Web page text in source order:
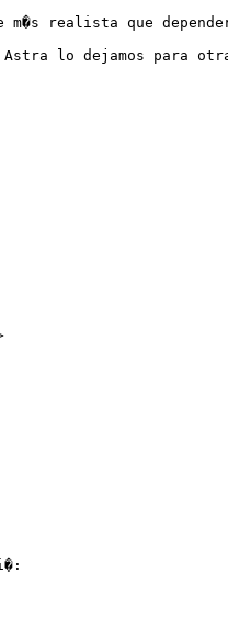
m�s realista que
lo dejamos para